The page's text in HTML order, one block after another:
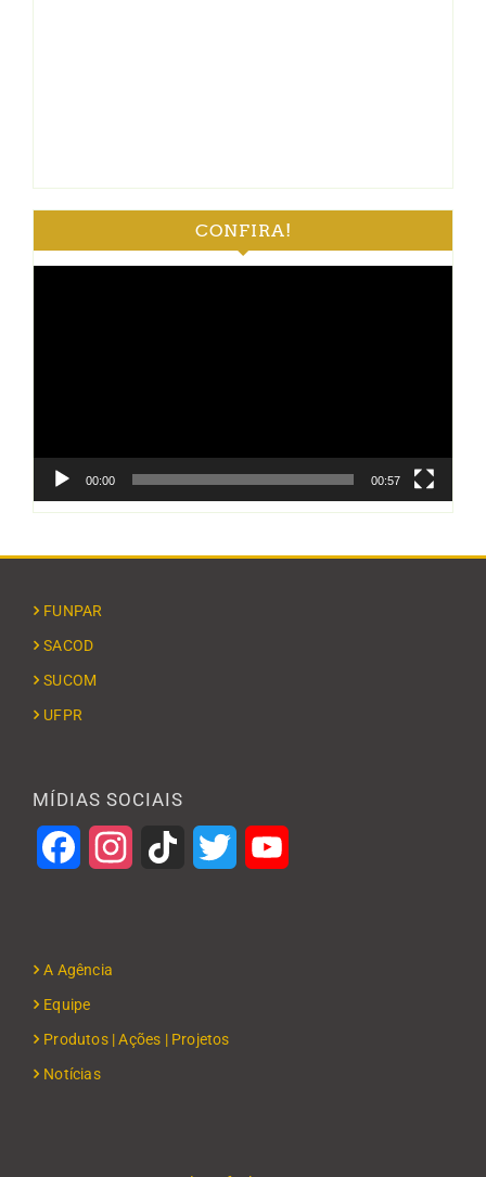
CONFIRA!
00:00 00:57
FUNPAR
SACOD
SUCOM
UFPR
MÍDIAS SOCIAIS
FacebookInstagramTikTok Twitter
A Agência
Equipe
Produtos | Ações | Projetos
Notícias